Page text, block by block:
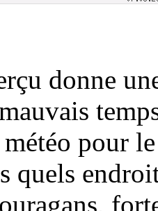
donne
pour
quels